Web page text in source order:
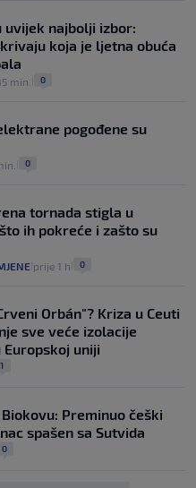
uvijek najbolji izbor:
koja je ljetna obuća
min. 0
pogođene su
0
tornada stigla u
ih pokreće i zašto su
prije 1 h 0
Orbán"? Kriza u Ceuti
sve veće izolacije
Europskoj uniji
1
Preminuo češki
spašen sa Sutvida
0